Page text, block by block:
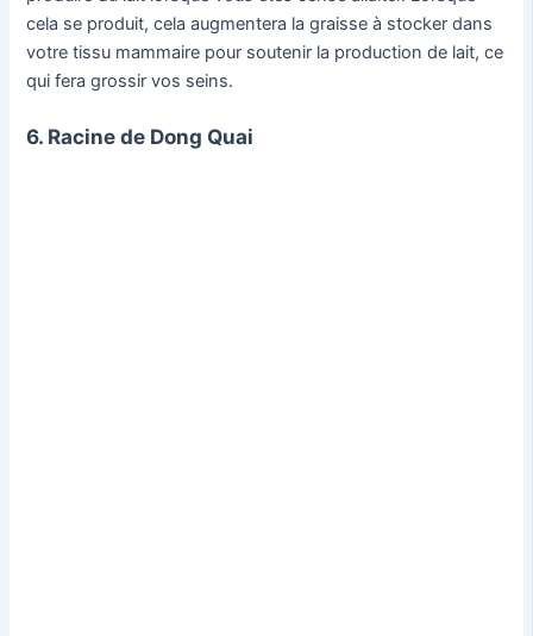
cela se produit, cela augmentera la graisse à stocker dans
votre tissu mammaire pour soutenir la production de lait, ce
qui fera grossir vos seins.
6. Racine de Dong Quai